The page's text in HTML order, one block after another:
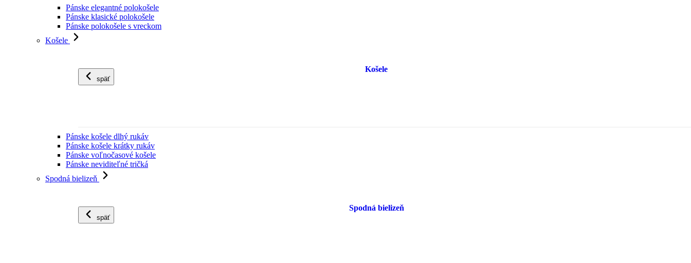
Pánske elegantné polokošele
Pánske klasické polokošele
Pánske polokošele s vreckom
Košele
späť
Košele
Pánske košele dlhý rukáv
Pánske košele krátky rukáv
Pánske voľnočasové košele
Pánske neviditeľné tričká
Spodná bielizeň
späť
Spodná bielizeň